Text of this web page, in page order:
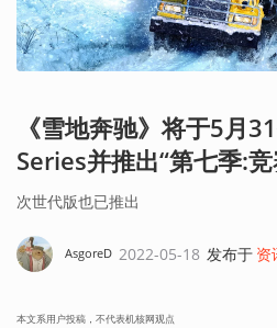
《雪地奔驰》将于5月
Series并推出“第七季:
次世代版也已推出
AsgoreD 2022-05-18 发布于 资
本文系用户投稿，不代表机核网观点